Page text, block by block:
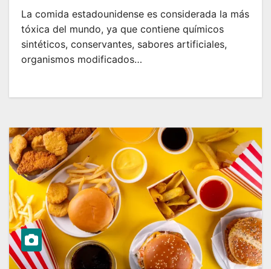
La comida estadounidense es considerada la más
tóxica del mundo, ya que contiene químicos
sintéticos, conservantes, sabores artificiales,
organismos modificados…